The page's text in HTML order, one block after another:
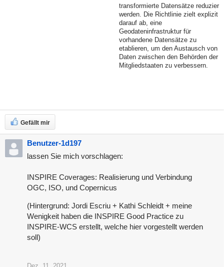
transformierte Datensätze reduziert
werden. Die Richtlinie zielt explizit
darauf ab, eine
Geodateninfrastruktur für
vorhandene Datensätze zu
etablieren, um den Austausch von
Daten zwischen den Behörden der
Mitgliedstaaten zu verbessern.
Gefällt mir
Benutzer-1d197
lassen Sie mich vorschlagen:
INSPIRE Coverages: Realisierung und Verbindung
OGC, ISO, und Copernicus
(Hintergrund: Jordi Escriu + Kathi Schleidt + meine
Wenigkeit haben die INSPIRE Good Practice zu
INSPIRE-WCS erstellt, welche hier vorgestellt werden
soll)